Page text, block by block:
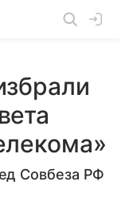
Совбеза РФ